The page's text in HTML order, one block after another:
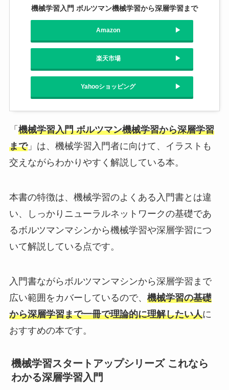
機械学習入門 ボルツマン機械学習から深層学習まで
Amazon
楽天市場
Yahooショッピング
「 機械学習入門 ボルツマン機械学習から深層学習
まで」は、機械学習入門者に向けて、イラストも
交えながらわかりやすく解説している本。
本書の特徴は、機械学習のよくある入門書とは違
い、しっかりニューラルネットワークの基礎であ
るボルツマンマシンから機械学習や深層学習につ
いて解説している点です。
入門書ながらボルツマンマシンから深層学習まで
広い範囲をカバーしているので、 機械学習の基礎
から深層学習まで一冊で理論的に理解したい人に
おすすめの本です。
機械学習スタートアップシリーズ これなら
わかる深層学習入門